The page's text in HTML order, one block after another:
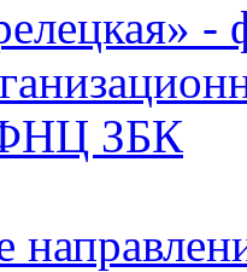
ЗБК